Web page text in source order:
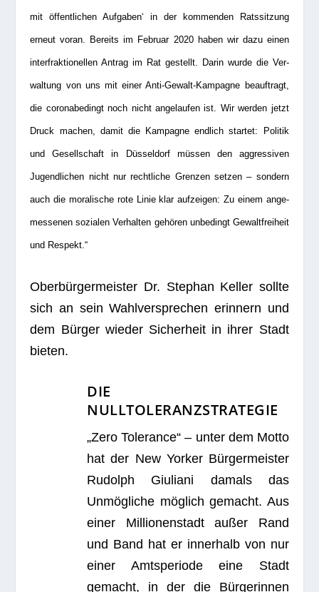
mit öffent­li­chen Auf­ga­ben‘ in der kom­men­den Rats­sit­zung
erneut voran. Bereits im Februar 2020 haben wir dazu einen
inter­frak­tio­nel­len Antrag im Rat gestellt. Darin wurde die Ver­
wal­tung von uns mit einer Anti-Gewalt-Kam­pa­gne beauf­tragt,
die coro­nabe­dingt noch nicht ange­lau­fen ist. Wir wer­den jetzt
Druck machen, damit die Kam­pa­gne end­lich star­tet: Poli­tik
und Gesell­schaft in Düs­sel­dorf müs­sen den aggres­si­ven
Jugend­li­chen nicht nur recht­li­che Gren­zen set­zen – son­dern
auch die mora­li­sche rote Linie klar auf­zei­gen: Zu einem ange­
mes­se­nen sozia­len Ver­hal­ten gehö­ren unbe­dingt Gewalt­frei­heit
und Respekt.“
Ober­bür­ger­meis­ter Dr. Ste­phan Kel­ler sollte
sich an sein Wahl­ver­spre­chen erin­nern und
dem Bür­ger wie­der Sicher­heit in ihrer Stadt
bieten.
DIE
NULLTOLERANZSTRATEGIE
„Zero Tole­rance“ – unter dem Motto
hat der New Yor­ker Bür­ger­meis­ter
Rudolph Giu­liani damals das
Unmög­li­che mög­lich gemacht. Aus
einer Mil­lio­nen­stadt außer Rand
und Band hat er inner­halb von nur
einer Amts­pe­ri­ode eine Stadt
gemacht, in der die Bür­ge­rin­nen